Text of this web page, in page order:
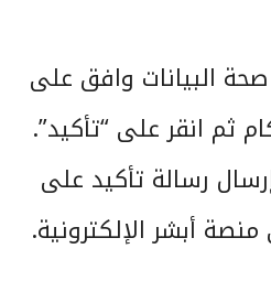
البيانات وافق على
ثم انقر على “تأكيد”.
رسالة تأكيد على
أبشر الإلكترونية.